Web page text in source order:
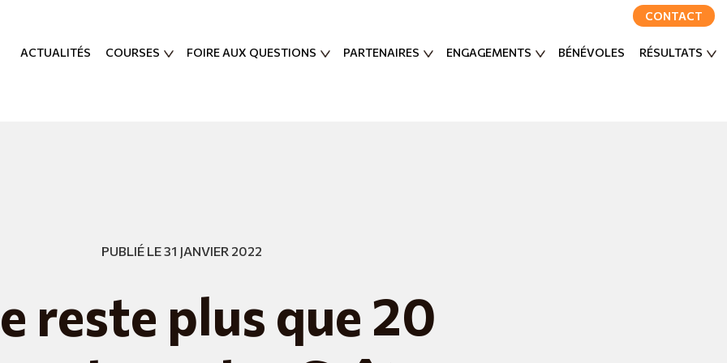
ACTUALITÉS COURSES FOIRE AUX QUESTIONS PARTENAIRES ENGAGEMENTS BÉNÉVOLES RÉSULTATS
CONTACT
PUBLIÉ LE 31 JANVIER 2022
reste plus que 20